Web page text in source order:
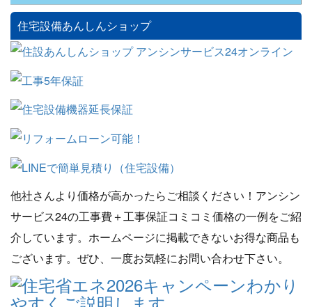
住宅設備あんしんショップ
他社さんより価格が高かったらご相談ください！アンシン
サービス24の工事費＋工事保証コミコミ価格の一例をご紹
介しています。ホームページに掲載できないお得な商品も
ございます。ぜひ、一度お気軽にお問い合わせ下さい。